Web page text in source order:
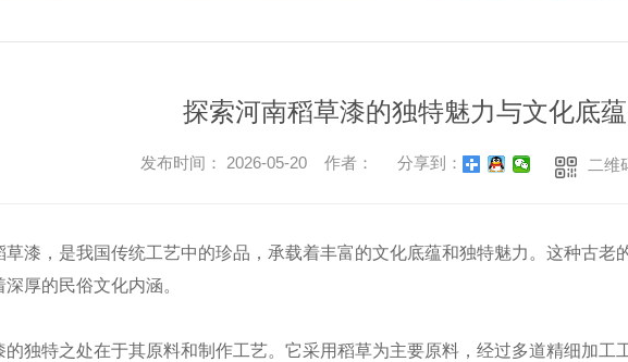
探索河南稻草漆的独特魅力与文化底蕴
发布时间： 2026-05-20 作者： 分享到： 二维
草漆，是我国传统工艺中的珍品，承载着丰富的文化底蕴和独特魅力。这种古老
厚的民俗文化内涵。
的独特之处在于其原料和制作工艺。它采用稻草为主要原料，经过多道精细加工